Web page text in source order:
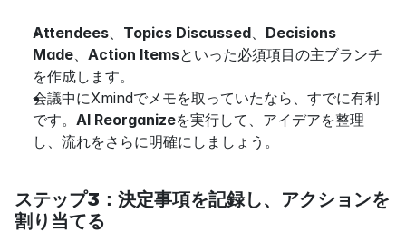
Attendees、 Topics Discussed、 Decisions
Made、 Action Itemsといった必須項目の主ブランチ
を作成します。
会議中にXmindでメモを取っていたなら、すでに有利
です。 AI Reorganizeを実行して、アイデアを整理
し、流れをさらに明確にしましょう。
ステップ3：決定事項を記録し、アクションを
割り当てる